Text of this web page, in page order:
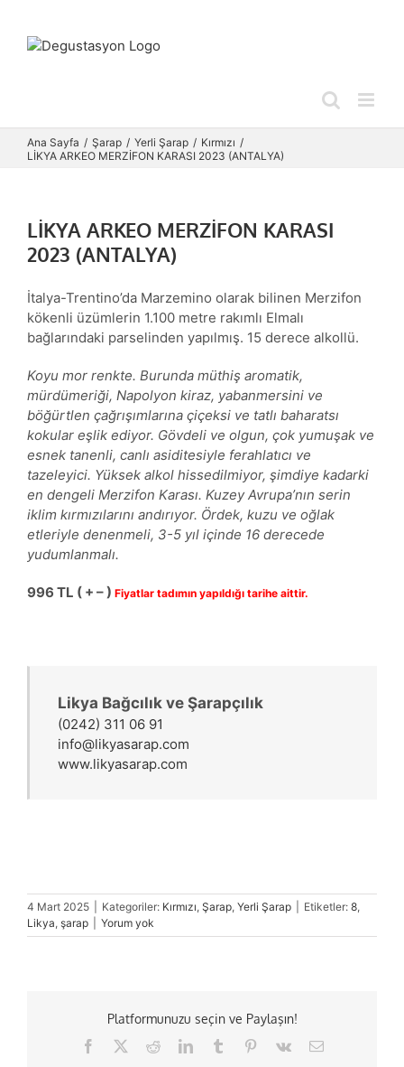
content
Ana Sayfa Şarap Yerli Şarap
Kırmızı
LİKYA ARKEO MERZİFON KARASI 2023 (ANTALYA)
LİKYA ARKEO MERZİFON KARASI
2023 (ANTALYA)
İtalya-Trentino’da Marzemino olarak bilinen Merzifon
kökenli üzümlerin 1.100 metre rakımlı Elmalı
bağlarındaki parselinden yapılmış. 15 derece alkollü.
Koyu mor renkte. Burunda müthiş aromatik,
mürdümeriği, Napolyon kiraz, yabanmersini ve
böğürtlen çağrışımlarına çiçeksi ve tatlı baharatsı
kokular eşlik ediyor. Gövdeli ve olgun, çok yumuşak ve
esnek tanenli, canlı asiditesiyle ferahlatıcı ve
tazeleyici. Yüksek alkol hissedilmiyor, şimdiye kadarki
en dengeli Merzifon Karası. Kuzey Avrupa’nın serin
iklim kırmızılarını andırıyor. Ördek, kuzu ve oğlak
etleriyle denenmeli, 3-5 yıl içinde 16 derecede
yudumlanmalı.
996 TL ( + – ) Fiyatlar tadımın yapıldığı tarihe aittir.
Likya Bağcılık ve Şarapçılık
(0242) 311 06 91
info@likyasarap.com
www.likyasarap.com
4 Mart 2025 Kategoriler: Kırmızı, Şarap, Yerli Şarap Etiketler: 8,
Likya, şarap Yorum yok
Platformunuzu seçin ve Paylaşın!
Facebook RedditLinkedInTumblr Pinterest
Vk
E-